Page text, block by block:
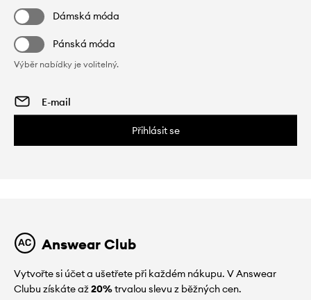
Dámská móda
Pánská móda
Výběr nabídky je volitelný.
Přihlásit se
Answear Club
Vytvořte si účet a ušetřete při každém nákupu. V Answear
Clubu získáte až20%trvalou slevu z běžných cen.